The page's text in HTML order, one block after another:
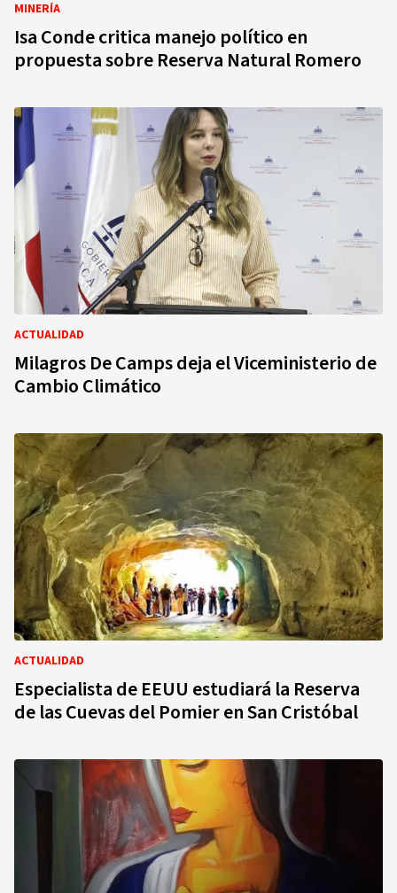
MINERÍA
Isa Conde critica manejo político en
propuesta sobre Reserva Natural Romero
ACTUALIDAD
Milagros De Camps deja el Viceministerio de
Cambio Climático
ACTUALIDAD
Especialista de EEUU estudiará la Reserva
de las Cuevas del Pomier en San Cristóbal